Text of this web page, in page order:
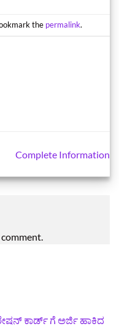
the permalink.
Complete Information
ಕಾರ್ಡ್‌ ಗೆ ಅರ್ಜಿ ಹಾಕಿದ